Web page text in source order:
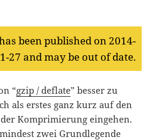
been published on 2014-
27 and may be out of date.
“gzip / deflate” besser zu
als erstes ganz kurz auf den
Komprimierung eingehen.
zwei Grundlegende